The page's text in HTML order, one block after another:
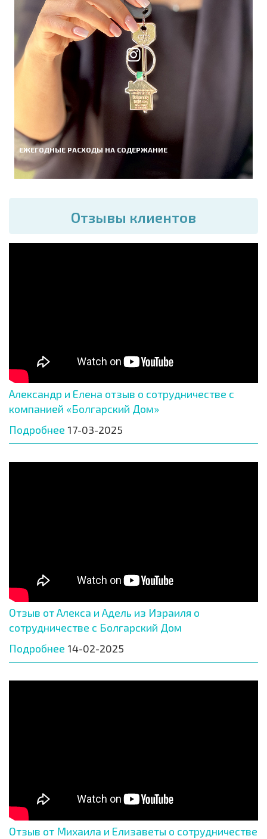
ЕЖЕГОДНЫЕ РАСХОДЫ НА СОДЕРЖАНИЕ
Отзывы клиентов
Александр и Елена отзыв о сотрудничестве с
компанией «Болгарский Дом»
Подробнее 17-03-2025
Отзыв от Алекса и Адель из Израиля о
сотрудничестве с Болгарский Дом
Подробнее 14-02-2025
Отзыв от Михаила и Елизаветы о сотрудничестве